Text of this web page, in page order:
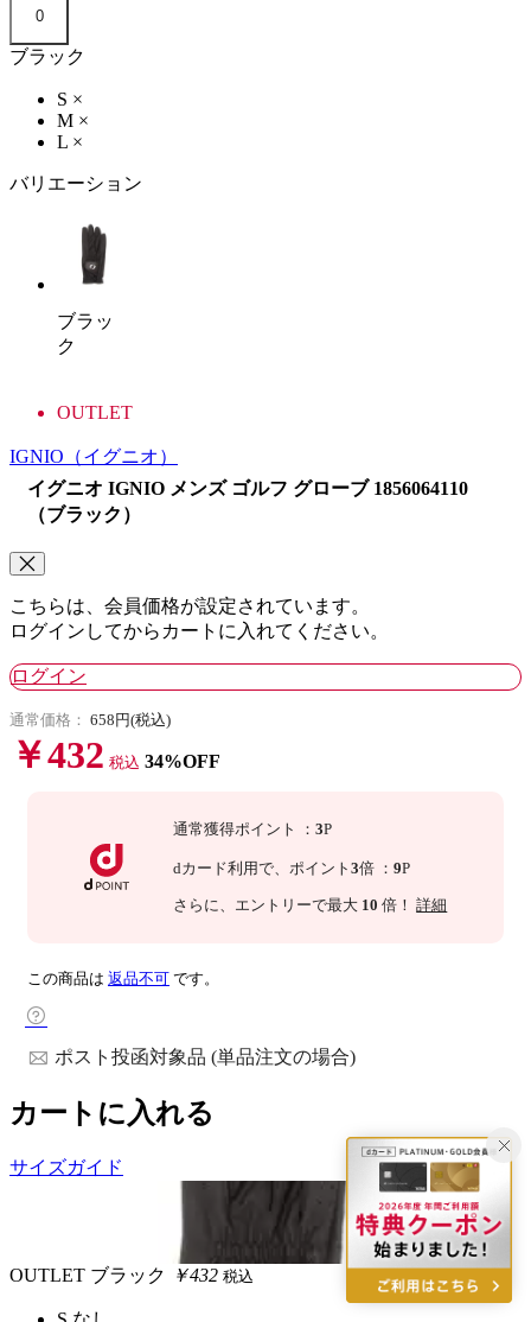
0
ブラック
S ×
M ×
L ×
バリエーション
ブラッ
ク
OUTLET
IGNIO （イグニオ）
イグニオ IGNIO メンズ ゴルフ グローブ 1856064110
（ブラック）
こちらは、会員価格が設定されています。
ログインしてからカートに入れてください。
ログイン
通常価格： 658円(税込)
￥432 税込 34%OFF
通常獲得ポイント ：3P
dカード利用で、 ポイント3倍 ：9P
さらに 、エントリーで最大 10 倍！詳細
この商品は 返品不可 です。
ポスト投函対象品 (単品注文の場合)
カートに入れる
サイズガイド
OUTLET ブラック ￥432 税込